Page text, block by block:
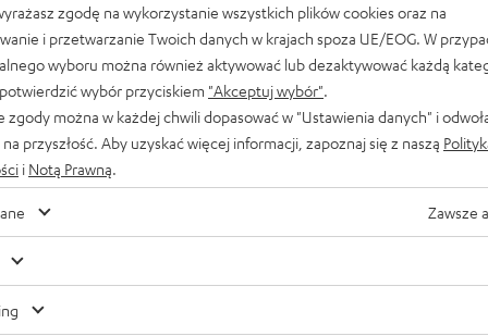
CROSS 2
2 w stylowym designie Fender
Zestaw
stereo
ROCKSTER
CROSS
2
Black
Zestaw
stereo
ROCKSTER
CROSS
2
Black
Zestaw
stereo
ROCKSTER
2
Light
Zestaw stereo ROCKSTER
Para głośników Bluetooth z
Oferta
2 449,00zł
2 499,00 złNajniższa cena z 30 dni
zgodę na wykorzystanie wszystkich plików cookies oraz na
i przetwarzanie Twoich danych w krajach spoza UE/EOG. W
wyboru można również aktywować lub dezaktywować każdą
wybór przyciskiem "Akceptuj wybór"
zgody można w każdej chwili dopasować w "Ustawienia danych" i
przyszłość. Aby uzyskać więcej informacji, zapoznaj się z naszą
i Notą Prawną
Zawsze